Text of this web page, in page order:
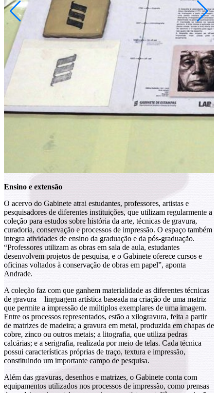
Ensino e extensão
O acervo do Gabinete atrai estudantes, professores, artistas e
pesquisadores de diferentes instituições, que utilizam regularmente a
coleção para estudos sobre história da arte, técnicas de gravura,
curadoria, conservação e processos de impressão. O espaço também
integra atividades de ensino da graduação e da pós-graduação.
“Professores utilizam as obras em sala de aula, estudantes
desenvolvem projetos de pesquisa, e o Gabinete oferece cursos e
oficinas voltados à conservação de obras em papel”, aponta
Andrade.
A coleção faz com que ganhem materialidade as diferentes técnicas
de gravura – linguagem artística baseada na criação de uma matriz
que permite a impressão de múltiplos exemplares de uma imagem.
Entre os processos representados, estão a xilogravura, feita a partir
de matrizes de madeira; a gravura em metal, produzida em chapas de
cobre, zinco ou outros metais; a litografia, que utiliza pedras
calcárias; e a serigrafia, realizada por meio de telas. Cada técnica
possui características próprias de traço, textura e impressão,
constituindo um importante campo de pesquisa.
Além das gravuras, desenhos e matrizes, o Gabinete conta com
equipamentos utilizados nos processos de impressão, como prensas